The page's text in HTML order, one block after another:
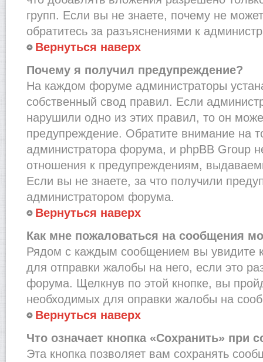
групп. Если вы не знаете, почему не
обратитесь за разъяснениями к
Вернуться наверх
Почему я получил предупреждение?
На каждом форуме администраторы
собственный свод правил. Если
нарушили одно из этих правил, то он
предупреждение. Обратите внимание на
администратора форума, и phpBB Group
отношения к предупреждениям,
Если вы не знаете, за что получили
администратором форума.
Вернуться наверх
Как мне пожаловаться на сообщения
Рядом с каждым сообщением вы увидите
для отправки жалобы на него, если это
форума. Щелкнув по этой кнопке, вы
необходимых для оправки жалобы на
Вернуться наверх
Что означает кнопка «Сохранить» при
Эта кнопка позволяет вам сохранять